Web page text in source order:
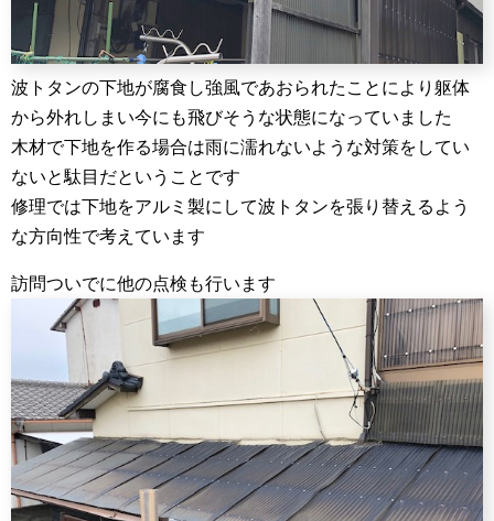
波トタンの下地が腐食し強風であおられたことにより躯体
から外れしまい今にも飛びそうな状態になっていました
木材で下地を作る場合は雨に濡れないような対策をしてい
ないと駄目だということです
修理では下地をアルミ製にして波トタンを張り替えるよう
な方向性で考えています
訪問ついでに他の点検も行います